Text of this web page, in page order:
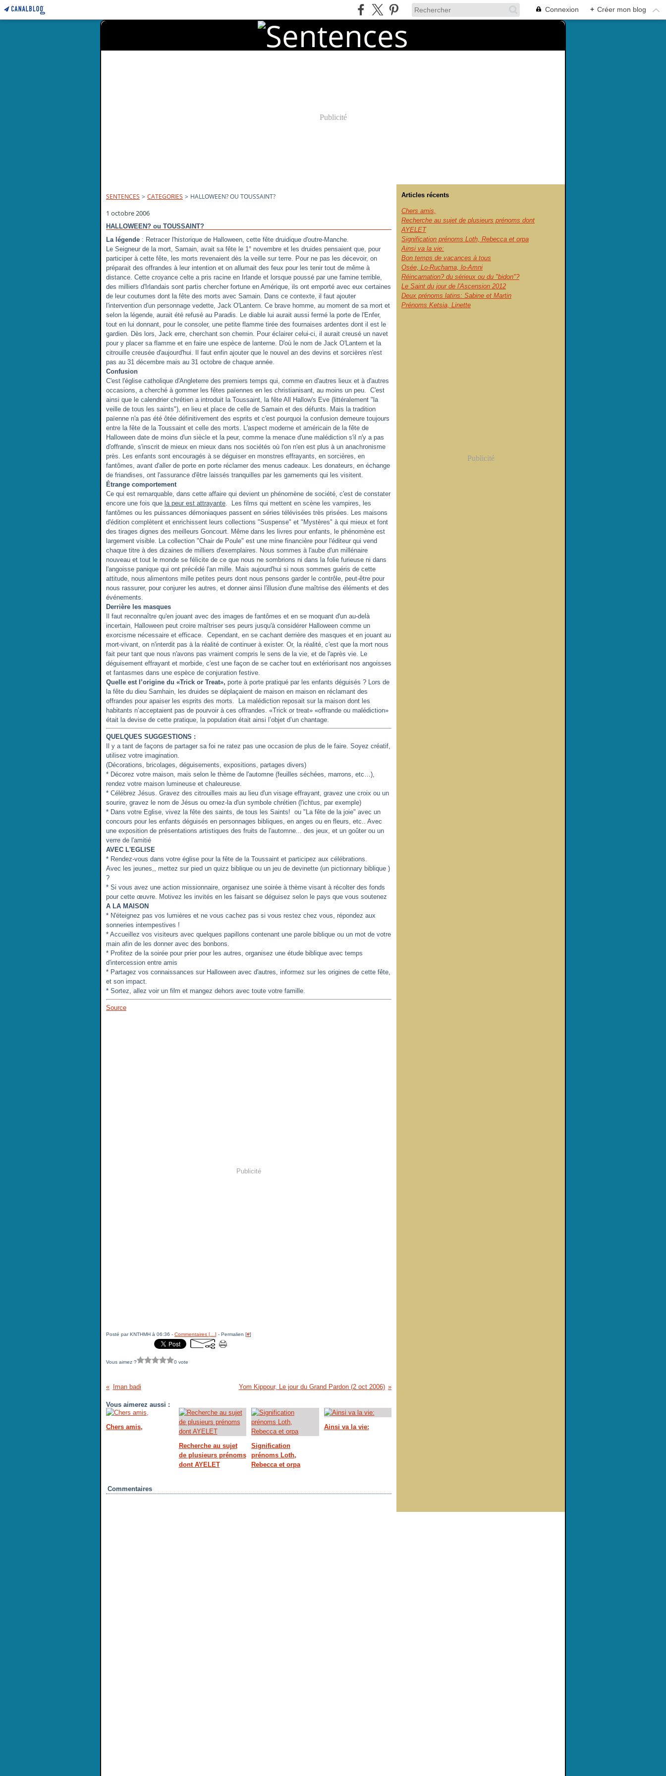
Connexion + Créer mon blog
Publicité
SENTENCES > CATEGORIES > HALLOWEEN? OU TOUSSAINT?
1 octobre 2006
HALLOWEEN? ou TOUSSAINT?
La légende : Retracer l'historique de Halloween, cette fête druidique d'outre-Manche.
Le Seigneur de la mort, Samain, avait sa fête le 1° novembre et les druides pensaient que, pour
participer à cette fête, les morts revenaient dès la veille sur terre. Pour ne pas les décevoir, on
préparait des offrandes à leur intention et on allumait des feux pour les tenir tout de même à
distance. Cette croyance celte a pris racine en Irlande et lorsque poussé par une famine terrible,
des milliers d'Irlandais sont partis chercher fortune en Amérique, ils ont emporté avec eux certaines
de leur coutumes dont la fête des morts avec Samain. Dans ce contexte, il faut ajouter
l'intervention d'un personnage vedette, Jack O'Lantern. Ce brave homme, au moment de sa mort et
selon la légende, aurait été refusé au Paradis. Le diable lui aurait aussi fermé la porte de l'Enfer,
tout en lui donnant, pour le consoler, une petite flamme tirée des fournaises ardentes dont il est le
gardien. Dès lors, Jack erre, cherchant son chemin. Pour éclairer celui-ci, il aurait creusé un navet
pour y placer sa flamme et en faire une espèce de lanterne. D'où le nom de Jack O'Lantern et la
citrouille creusée d'aujourd'hui. Il faut enfin ajouter que le nouvel an des devins et sorcières n'est
pas au 31 décembre mais au 31 octobre de chaque année.
Confusion
C'est l'église catholique d'Angleterre des premiers temps qui, comme en d'autres lieux et à d'autres
occasions, a cherché à gommer les fêtes païennes en les christianisant, au moins un peu. C'est
ainsi que le calendrier chrétien a introduit la Toussaint, la fête All Hallow's Eve (littéralement "la
veille de tous les saints"), en lieu et place de celle de Samain et des défunts. Mais la tradition
païenne n'a pas été ôtée définitivement des esprits et c'est pourquoi la confusion demeure toujours
entre la fête de la Toussaint et celle des morts. L'aspect moderne et américain de la fête de
Halloween date de moins d'un siècle et la peur, comme la menace d'une malédiction s'il n'y a pas
d'offrande, s'inscrit de mieux en mieux dans nos sociétés où l'on n'en est plus à un anachronisme
près. Les enfants sont encouragés à se déguiser en monstres effrayants, en sorcières, en
fantômes, avant d'aller de porte en porte réclamer des menus cadeaux. Les donateurs, en échange
de friandises, ont l'assurance d'être laissés tranquilles par les garnements qui les visitent.
Étrange comportement
Ce qui est remarquable, dans cette affaire qui devient un phénomène de société, c'est de constater
encore une fois que la peur est attrayante. Les films qui mettent en scène les vampires, les
fantômes ou les puissances démoniaques passent en séries télévisées très prisées. Les maisons
d'édition complètent et enrichissent leurs collections "Suspense" et "Mystères" à qui mieux et font
des tirages dignes des meilleurs Goncourt. Même dans les livres pour enfants, le phénomène est
largement visible. La collection "Chair de Poule" est une mine financière pour l'éditeur qui vend
chaque titre à des dizaines de milliers d'exemplaires. Nous sommes à l'aube d'un millénaire
nouveau et tout le monde se félicite de ce que nous ne sombrions ni dans la folie furieuse ni dans
l'angoisse panique qui ont précédé l'an mille. Mais aujourd'hui si nous sommes guéris de cette
attitude, nous alimentons mille petites peurs dont nous pensons garder le contrôle, peut-être pour
nous rassurer, pour conjurer les autres, et donner ainsi l'illusion d'une maîtrise des éléments et des
événements.
Derrière les masques
Il faut reconnaître qu'en jouant avec des images de fantômes et en se moquant d'un au-delà
incertain, Halloween peut croire maîtriser ses peurs jusqu'à considérer Halloween comme un
exorcisme nécessaire et efficace. Cependant, en se cachant derrière des masques et en jouant au
mort-vivant, on n'interdit pas à la réalité de continuer à exister. Or, la réalité, c'est que la mort nous
fait peur tant que nous n'avons pas vraiment compris le sens de la vie, et de l'après vie. Le
déguisement effrayant et morbide, c'est une façon de se cacher tout en extériorisant nos angoisses
et fantasmes dans une espèce de conjuration festive.
Quelle est l’origine du «Trick or Treat», porte à porte pratiqué par les enfants déguisés ? Lors de
la fête du dieu Samhain, les druides se déplaçaient de maison en maison en réclamant des
offrandes pour apaiser les esprits des morts. La malédiction reposait sur la maison dont les
habitants n’acceptaient pas de pourvoir à ces offrandes. «Trick or treat» «offrande ou malédiction»
était la devise de cette pratique, la population était ainsi l’objet d’un chantage.
QUELQUES SUGGESTIONS :
Il y a tant de façons de partager sa foi ne ratez pas une occasion de plus de le faire. Soyez créatif,
utilisez votre imagination.
(Décorations, bricolages, déguisements, expositions, partages divers)
* Décorez votre maison, mais selon le thème de l'automne (feuilles séchées, marrons, etc…),
rendez votre maison lumineuse et chaleureuse.
* Célébrez Jésus. Gravez des citrouilles mais au lieu d'un visage effrayant, gravez une croix ou un
sourire, gravez le nom de Jésus ou ornez-la d'un symbole chrétien (l'ichtus, par exemple)
* Dans votre Eglise, vivez la fête des saints, de tous les Saints! ou "La fête de la joie" avec un
concours pour les enfants déguisés en personnages bibliques, en anges ou en fleurs, etc.. Avec
une exposition de présentations artistiques des fruits de l'automne... des jeux, et un goûter ou un
verre de l'amitié
AVEC L'EGLISE
* Rendez-vous dans votre église pour la fête de la Toussaint et participez aux célébrations.
Avec les jeunes,, mettez sur pied un quizz biblique ou un jeu de devinette (un pictionnary biblique )
?
* Si vous avez une action missionnaire, organisez une soirée à thème visant à récolter des fonds
pour cette œuvre. Motivez les invités en les faisant se déguisez selon le pays que vous soutenez
A LA MAISON
* N'éteignez pas vos lumières et ne vous cachez pas si vous restez chez vous, répondez aux
sonneries intempestives !
* Accueillez vos visiteurs avec quelques papillons contenant une parole biblique ou un mot de votre
main afin de les donner avec des bonbons.
* Profitez de la soirée pour prier pour les autres, organisez une étude biblique avec temps
d'intercession entre amis
* Partagez vos connaissances sur Halloween avec d'autres, informez sur les origines de cette fête,
et son impact.
* Sortez, allez voir un film et mangez dehors avec toute votre famille.
Source
Publicité
Posté par KNTHMH à 06:36 - Commentaires [ ] - Permalien [#]
Vous aimez ? 0 vote
Iman badi Yom Kippour, Le jour du Grand Pardon (2 oct 2006)
Vous aimerez aussi :
Chers amis,
Recherche au sujet
de plusieurs prénoms
dont AYELET
Signification
prénoms Loth,
Rebecca et orpa
Ainsi va la vie:
Commentaires
Articles récents
Chers amis,
Recherche au sujet de plusieurs prénoms dont
AYELET
Signification prénoms Loth, Rebecca et orpa
Ainsi va la vie:
Bon temps de vacances à tous
Osée, Lo-Ruchama, lo-Amni
Réincarnation? du sérieux ou du "bidon"?
Le Saint du jour de l'Ascension 2012
Deux prénoms latins: Sabine et Martin
Prénoms Ketsia, Linette
Publicité